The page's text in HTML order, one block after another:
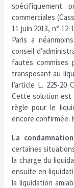
spécifiquement
commerciales
11 juin 2013, n°
Paris a
conseil
fautes commises
transposant au
l’article L. 225-20
Cette solution est
règle pour le
encore confirmée.
La
certaines
la charge du
ensuite en
la liquidation